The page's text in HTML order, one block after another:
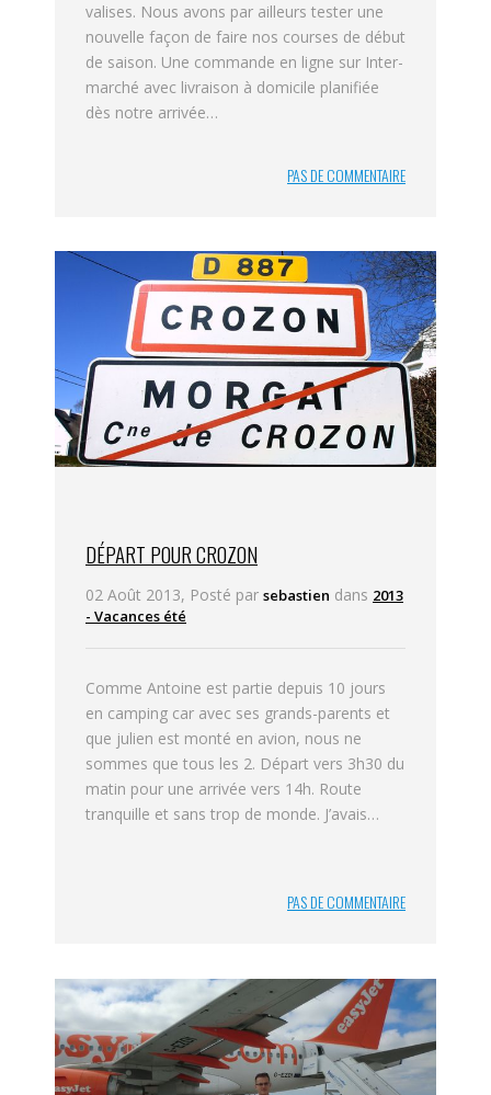
valises. Nous avons par ailleurs tester une
nouvelle façon de faire nos courses de début
de saison. Une commande en ligne sur Inter-
marché avec livraison à domicile planifiée
dès notre arrivée…
PAS DE COMMENTAIRE
DÉPART POUR CROZON
02 Août 2013, Posté par sebastien dans 2013
- Vacances été
Comme Antoine est partie depuis 10 jours
en camping car avec ses grands-parents et
que julien est monté en avion, nous ne
sommes que tous les 2. Départ vers 3h30 du
matin pour une arrivée vers 14h. Route
tranquille et sans trop de monde. J’avais…
PAS DE COMMENTAIRE